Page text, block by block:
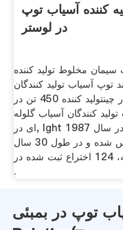
کننده آسیاب توپ
در لوستر
سیمان مخلوط تولید کننده
توپ آسیاب تولید کنندگان
در چینتولید کننده 450 تن در
کنندگان آسیاب گلوله
ای در, lght در سال 1987
تاسیس شده و در طول 30 سال
گذشته، 124 اختراع ثبت شده در
.
توپ در بمبئی